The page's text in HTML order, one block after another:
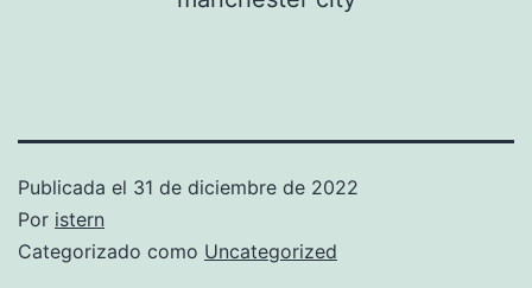
Publicada el 31 de diciembre de 2022
Por istern
Categorizado como Uncategorized